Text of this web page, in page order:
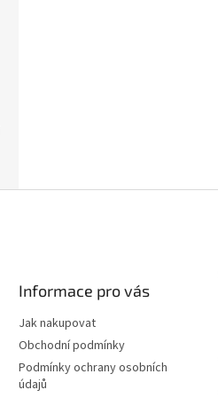
Informace pro vás
Jak nakupovat
Obchodní podmínky
Podmínky ochrany osobních
údajů